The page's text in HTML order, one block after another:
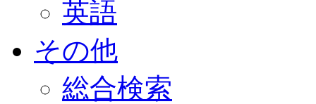
英語
その他
総合検索